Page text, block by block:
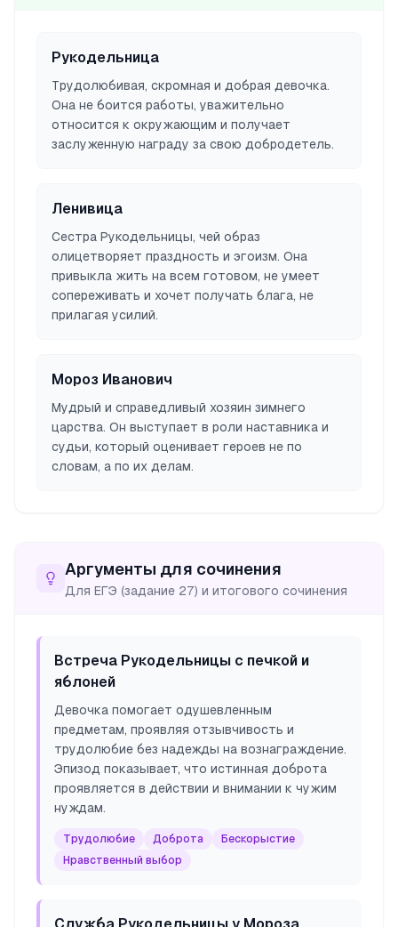
Рукодельница
Трудолюбивая, скромная и добрая девочка.
Она не боится работы, уважительно
относится к окружающим и получает
заслуженную награду за свою добродетель.
Ленивица
Сестра Рукодельницы, чей образ
олицетворяет праздность и эгоизм. Она
привыкла жить на всем готовом, не умеет
сопереживать и хочет получать блага, не
прилагая усилий.
Мороз Иванович
Мудрый и справедливый хозяин зимнего
царства. Он выступает в роли наставника и
судьи, который оценивает героев не по
словам, а по их делам.
Аргументы для сочинения
Для ЕГЭ (задание 27) и итогового сочинения
Встреча Рукодельницы с печкой и
яблоней
Девочка помогает одушевленным
предметам, проявляя отзывчивость и
трудолюбие без надежды на вознаграждение.
Эпизод показывает, что истинная доброта
проявляется в действии и внимании к чужим
нуждам.
Трудолюбие Доброта
Бескорыстие
Нравственный выбор